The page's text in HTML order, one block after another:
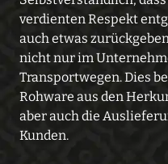
verdienten Respekt
auch etwas
nicht nur im
Transportwegen. Dies
Rohware aus den
aber auch die
Kunden.